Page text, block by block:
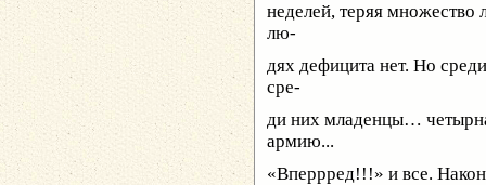
неделей, теряя
лю-
дях дефицита нет. Но
сре-
ди них младенцы…
армию...
«Вперрред!!!» и все.